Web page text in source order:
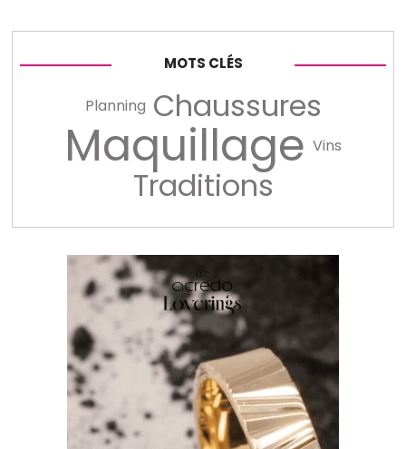
MOTS CLÉS
Planning Chaussures
Maquillage Vins
Traditions